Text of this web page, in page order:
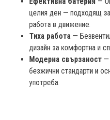
целия ден — подходящ
работа в движение.
Тиха работа —
дизайн за комфортна и
Модерна свързаност —
безжични стандарти и
употреба.